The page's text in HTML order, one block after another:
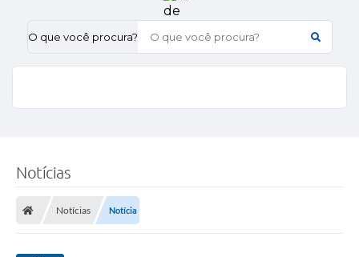
O que você procura?
Notícias
Notícias Notícia